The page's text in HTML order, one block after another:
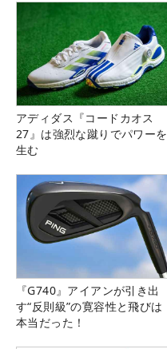
アディダス『コードカオス
27』は強烈な蹴りでパワーを
生む
『G740』アイアンが引き出
す“反則級”の寛容性と飛びは
本当だった！